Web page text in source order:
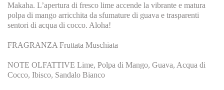
Makaha. L’apertura di fresco lime accende la vibrante e matura
polpa di mango arricchita da sfumature di guava e trasparenti
sentori di acqua di cocco. Aloha!
FRAGRANZA Fruttata Muschiata
NOTE OLFATTIVE Lime, Polpa di Mango, Guava, Acqua di
Cocco, Ibisco, Sandalo Bianco